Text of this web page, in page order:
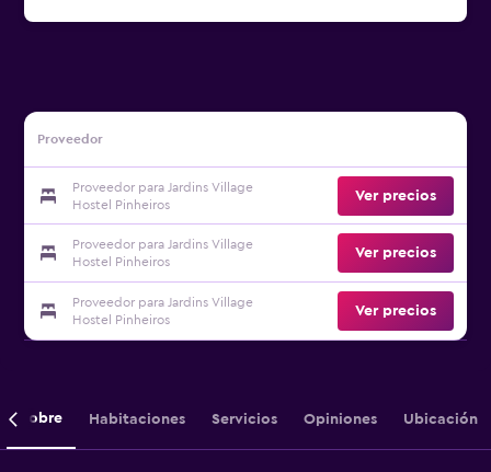
Proveedor
Proveedor para Jardins Village
Hostel Pinheiros
Ver precios
Proveedor para Jardins Village
Hostel Pinheiros
Ver precios
Proveedor para Jardins Village
Hostel Pinheiros
Ver precios
Sobre Habitaciones Servicios Opiniones Ubicación